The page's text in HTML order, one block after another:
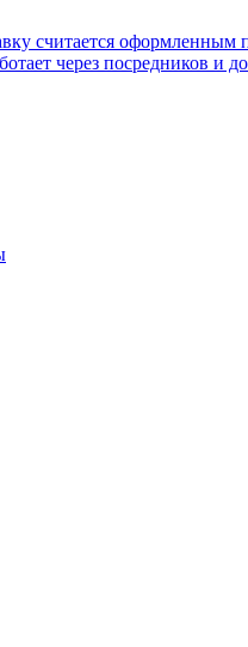
считается оформленным
через посредников